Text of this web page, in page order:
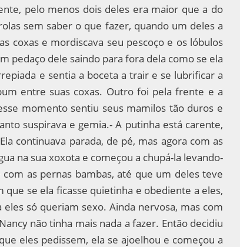
pelo menos dois deles era maior que a do
sem saber o que fazer, quando um deles a
coxas e mordiscava seu pescoço e os lóbulos
pedaço dele saindo para fora dela como se ela
e sentia a boceta a trair e se lubrificar a
entre suas coxas. Outro foi pela frente e a
momento sentiu seus mamilos tão duros e
suspirava e gemia.- A putinha está carente,
continuava parada, de pé, mas agora com as
na sua xoxota e começou a chupá-la levando-
as pernas bambas, até que um deles teve
que se ela ficasse quietinha e obediente a eles,
só queriam sexo. Ainda nervosa, mas com
não tinha mais nada a fazer. Então decidiu
eles pedissem, ela se ajoelhou e começou a